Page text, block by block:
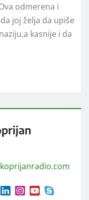
odmerena i
joj želja da upiše
kasnije i da